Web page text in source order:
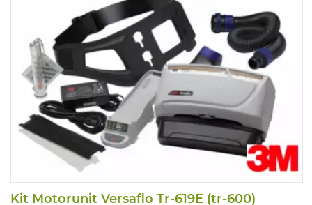
Kit Motorunit Versaflo Tr-619E (tr-600)